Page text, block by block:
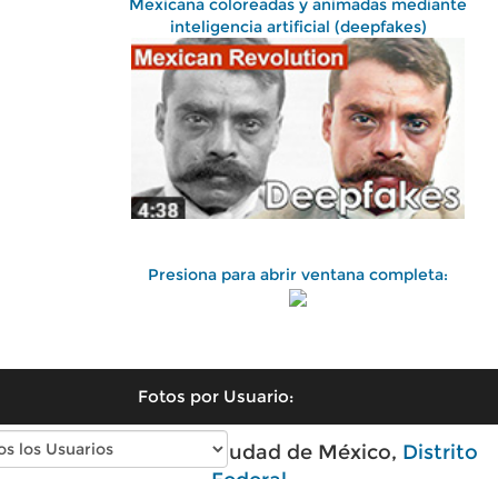
Mexicana coloreadas y animadas mediante
inteligencia artificial (deepfakes)
Presiona para abrir ventana completa:
Fotos por Usuario:
Fotos antiguas de Ciudad de México, Distrito